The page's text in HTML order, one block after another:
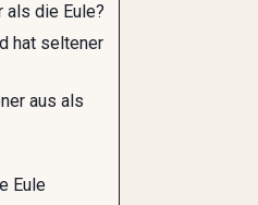
als die Eule?
hat seltener
aus als
Eule